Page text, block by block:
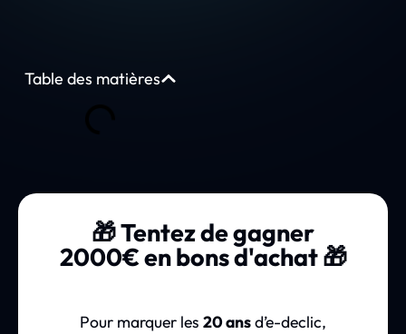
Table des matières
🎁 Tentez de gagner
2000€ en bons d'achat 🎁
Pour marquer les 20 ansd’e-declic,